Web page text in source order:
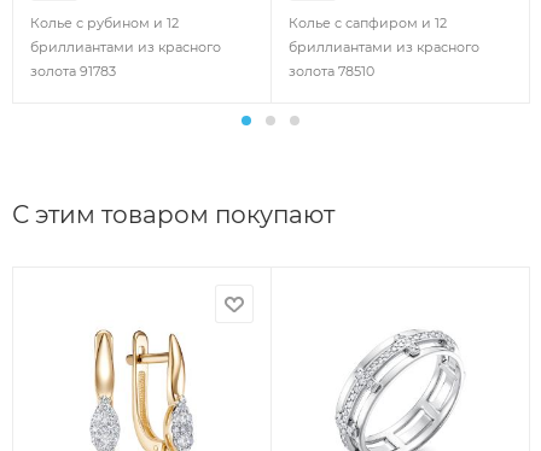
Колье с рубином и 12
бриллиантами из красного
золота 91783
Колье с сапфиром и 12
бриллиантами из красного
золота 78510
С этим товаром покупают